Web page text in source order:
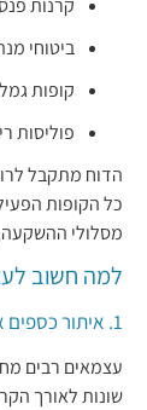
קרנות
ביטוחי
קופות גמל
פוליסות
הדוח מתקבל
כל הקופות
מסלולי ההשקעה,
למה חשוב
עצמאים רבים
שונות לאורך